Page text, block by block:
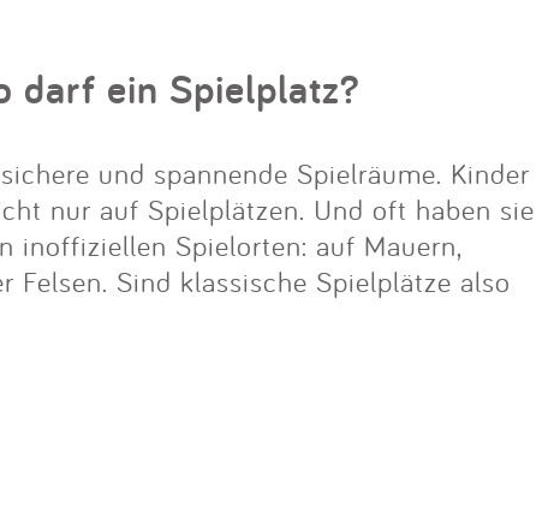
darf ein Spielplatz?
und spannende Spielräume. Kinder
nur auf Spielplätzen. Und oft haben sie
inoffiziellen Spielorten: auf Mauern,
Felsen. Sind klassische Spielplätze also